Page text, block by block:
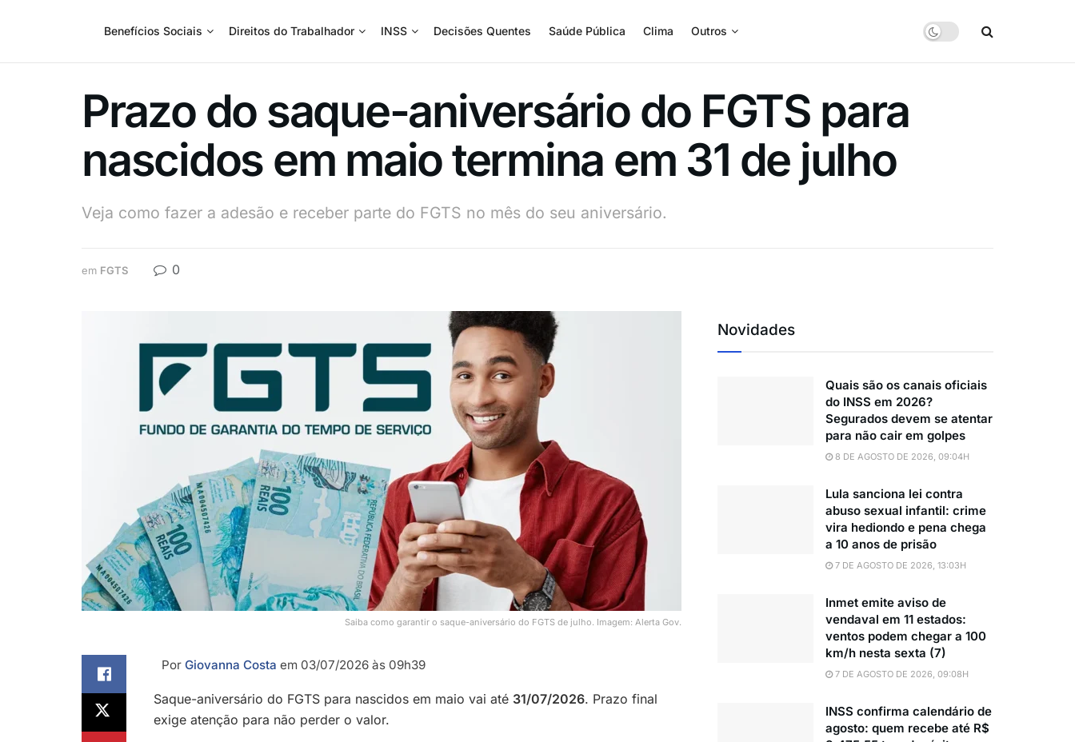
Benefícios Sociais Direitos do Trabalhador INSS Decisões Quentes Saúde Pública Clima Outros
Prazo do saque-aniversário do FGTS para
nascidos em maio termina em 31 de julho
Veja como fazer a adesão e receber parte do FGTS no mês do seu aniversário.
em FGTS 0
Saiba como garantir o saque-aniversário do FGTS de julho. Imagem: Alerta Gov.
Por Giovanna Costa em 03/07/2026 às 09h39
Saque-aniversário do FGTS para nascidos em maio vai até 31/07/2026. Prazo final
exige atenção para não perder o valor.
Novidades
Quais são os canais oficiais
do INSS em 2026?
Segurados devem se atentar
para não cair em golpes
8 DE AGOSTO DE 2026, 09:04H
Lula sanciona lei contra
abuso sexual infantil: crime
vira hediondo e pena chega
a 10 anos de prisão
7 DE AGOSTO DE 2026, 13:03H
Inmet emite aviso de
vendaval em 11 estados:
ventos podem chegar a 100
km/h nesta sexta (7)
7 DE AGOSTO DE 2026, 09:08H
INSS confirma calendário de
agosto: quem recebe até R$